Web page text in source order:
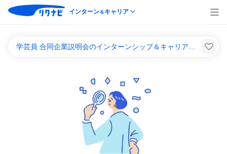
インターン＆キャリア